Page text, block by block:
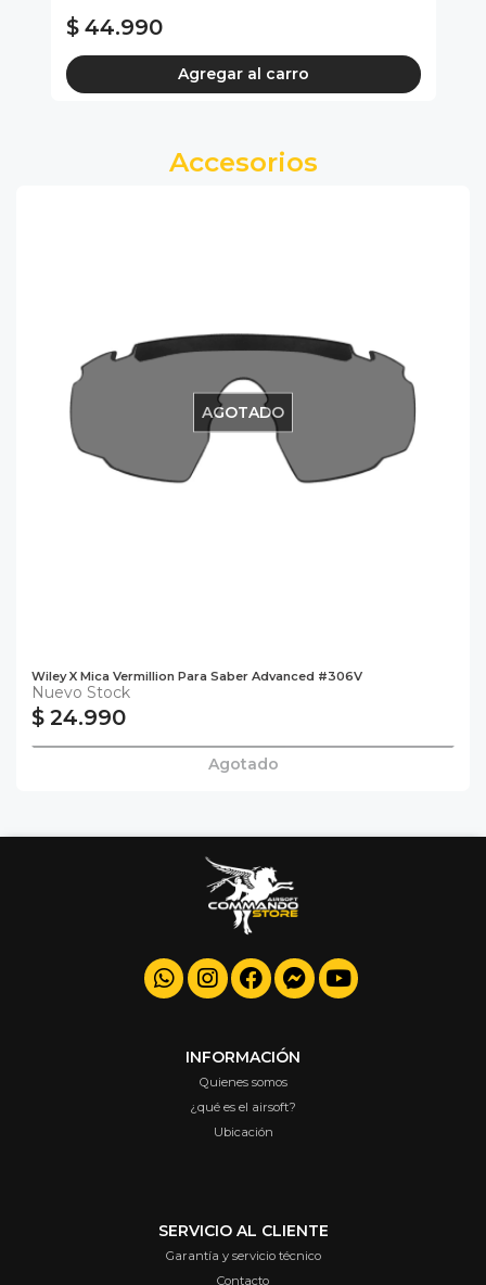
$ 44.990
Agregar al carro
Accesorios
AGOTADO
Wiley X Mica Vermillion Para Saber Advanced #306V
Nuevo Stock
$ 24.990
Agotado
INFORMACIÓN
Quienes somos
¿qué es el airsoft?
Ubicación
SERVICIO AL CLIENTE
Garantía y servicio técnico
Contacto